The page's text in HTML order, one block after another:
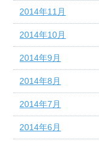
2014年11月
2014年10月
2014年9月
2014年8月
2014年7月
2014年6月